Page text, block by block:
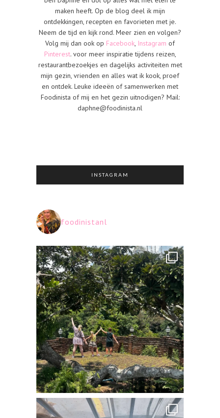
maken heeft. Op de blog deel ik mijn
ontdekkingen, recepten en favorieten met je.
Neem de tijd en kijk rond. Meer zien en volgen?
Volg mij dan ook op Facebook, Instagram of
Pinterest. voor meer inspiratie tijdens reizen,
restaurantbezoekjes en dagelijks activiteiten met
mijn gezin, vrienden en alles wat ik kook, proef
en ontdek. Leuke ideeën of samenwerken met
Foodinista of mij en het gezin uitnodigen? Mail:
daphne@foodinista.nl
INSTAGRAM
foodinistanl